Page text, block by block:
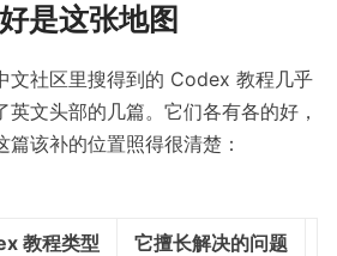
是这张地图
文社区里搜得到的 Codex 教程几乎
文头部的几篇。它们各有各的好，
该补的位置照得很清楚：
教程类型 它擅长解决的问题